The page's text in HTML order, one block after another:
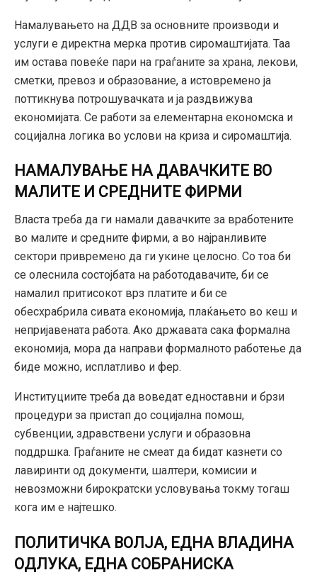
Намалувањето на ДДВ за основните производи и
услуги е директна мерка против сиромаштијата. Таа
им остава повеќе пари на граѓаните за храна, лекови,
сметки, превоз и образование, а истовремено ја
поттикнува потрошувачката и ја раздвижува
економијата. Се работи за елементарна економска и
социјална логика во услови на криза и сиромаштија.
НАМАЛУВАЊЕ НА ДАВАЧКИТЕ ВО
МАЛИТЕ И СРЕДНИТЕ ФИРМИ
Власта треба да ги намали давачките за вработените
во малите и средните фирми, а во најранливите
сектори привремено да ги укине целосно. Со тоа би
се олеснила состојбата на работодавачите, би се
намалил притисокот врз платите и би се
обесхрабрила сивата економија, плаќањето во кеш и
непријавената работа. Ако државата сака формална
економија, мора да направи формалното работење да
биде можно, исплатливо и фер.
Институциите треба да воведат едноставни и брзи
процедури за пристап до социјална помош,
субвенции, здравствени услуги и образовна
поддршка. Граѓаните не смеат да бидат казнети со
лавиринти од документи, шалтери, комисии и
невозможни бирократски условувања токму тогаш
кога им е најтешко.
ПОЛИТИЧКА ВОЛЈА, ЕДНА ВЛАДИНА
ОДЛУКА, ЕДНА СОБРАНИСКА